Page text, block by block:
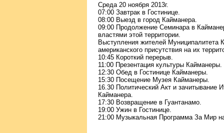
Среда 20 ноября 2013г.
07:00 Завтрак в Гостинице.
08:00 Выезд в город Кайманера.
09:00 Продолжение Семинара в
властями этой территории.
Выступления жителей Муниципалитета
американского присутствия на их
10:45 Короткий перерыв.
11:00 Презентация культуры Кайманеры.
12:30 Обед в Гостинице Кайманеры.
15:30 Посещение Музея Кайманеры.
16.30 Политический Акт и зачитывание
Кайманера.
17:30 Возвращение в Гуантанамо.
19:00 Ужин в Гостинице.
21:00 Музыкальная Программа За Мир